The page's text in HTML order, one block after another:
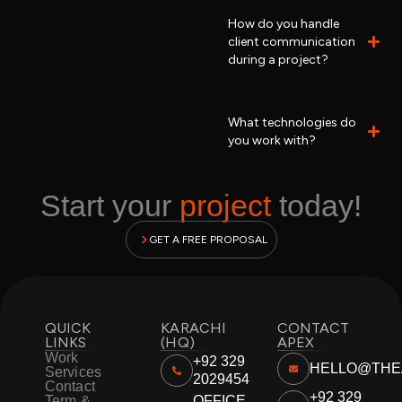
How do you handle
client communication
during a project?
What technologies do
you work with?
Start your projecttoday!
GET A FREE PROPOSAL
QUICK
LINKS
Work
Services
Contact
KARACHI
(HQ)
+92 329
2029454
CONTACT
APEX
+92 329